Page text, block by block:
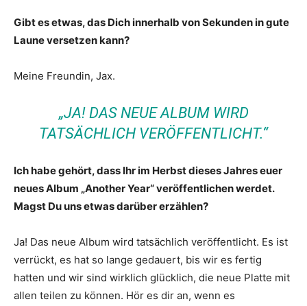
Gibt es etwas, das Dich innerhalb von Sekunden in gute
Laune versetzen kann?
Meine Freundin, Jax.
„JA! DAS NEUE ALBUM WIRD
TATSÄCHLICH VERÖFFENTLICHT.“
Ich habe gehört, dass Ihr im Herbst dieses Jahres euer
neues Album „Another Year“ veröffentlichen werdet.
Magst Du uns etwas darüber erzählen?
Ja! Das neue Album wird tatsächlich veröffentlicht. Es ist
verrückt, es hat so lange gedauert, bis wir es fertig
hatten und wir sind wirklich glücklich, die neue Platte mit
allen teilen zu können. Hör es dir an, wenn es